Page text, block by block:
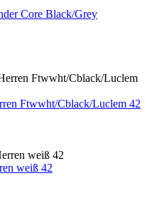
Core Black/Grey
Ftwwht/Cblack/Luclem 42
weiß 42